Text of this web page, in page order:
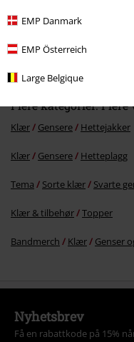
EMP Danmark
EMP Österreich
Large Belgique
kr 479,00
Flere kategorier.
Klær Gensere Hettejakker
Klær Gensere Hetteplagg
Tema Sorte klær Svarte
Klær & tilbehør Topper
Bandmerch Klær Genser
Nyhetsbrev
Få en rabattkode på 15%